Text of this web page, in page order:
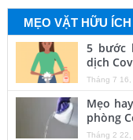
MẸO VẶT HỮU ÍCH
5 bước
dịch
Tháng 7 16,
Mẹo
phòng
Tháng 2 22,